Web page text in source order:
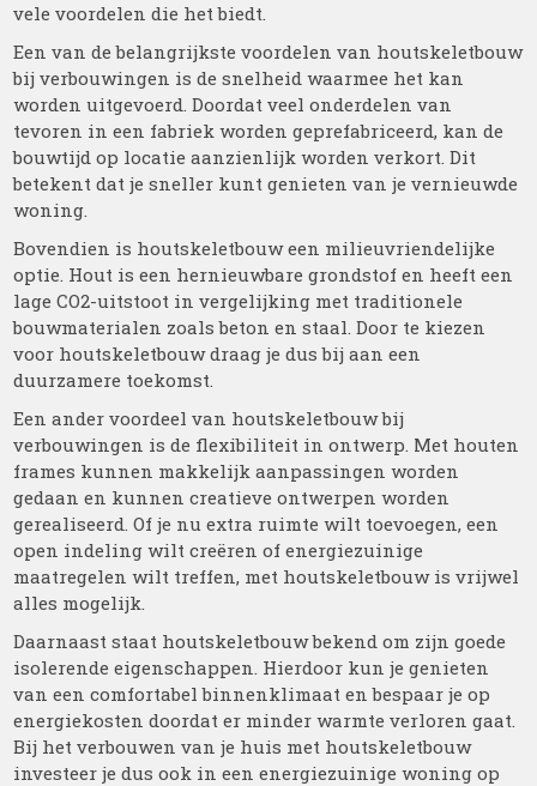
vele voordelen die het biedt.
Een van de belangrijkste voordelen van houtskeletbouw
bij verbouwingen is de snelheid waarmee het kan
worden uitgevoerd. Doordat veel onderdelen van
tevoren in een fabriek worden geprefabriceerd, kan de
bouwtijd op locatie aanzienlijk worden verkort. Dit
betekent dat je sneller kunt genieten van je vernieuwde
woning.
Bovendien is houtskeletbouw een milieuvriendelijke
optie. Hout is een hernieuwbare grondstof en heeft een
lage CO2-uitstoot in vergelijking met traditionele
bouwmaterialen zoals beton en staal. Door te kiezen
voor houtskeletbouw draag je dus bij aan een
duurzamere toekomst.
Een ander voordeel van houtskeletbouw bij
verbouwingen is de flexibiliteit in ontwerp. Met houten
frames kunnen makkelijk aanpassingen worden
gedaan en kunnen creatieve ontwerpen worden
gerealiseerd. Of je nu extra ruimte wilt toevoegen, een
open indeling wilt creëren of energiezuinige
maatregelen wilt treffen, met houtskeletbouw is vrijwel
alles mogelijk.
Daarnaast staat houtskeletbouw bekend om zijn goede
isolerende eigenschappen. Hierdoor kun je genieten
van een comfortabel binnenklimaat en bespaar je op
energiekosten doordat er minder warmte verloren gaat.
Bij het verbouwen van je huis met houtskeletbouw
investeer je dus ook in een energiezuinige woning op